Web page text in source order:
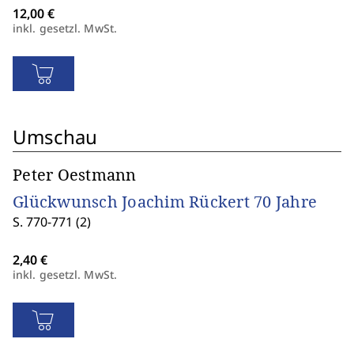
inkl. gesetzl. MwSt.
Umschau
Peter Oestmann
Glückwunsch Joachim Rückert 70 Jahre
S. 770-771 (2)
inkl. gesetzl. MwSt.